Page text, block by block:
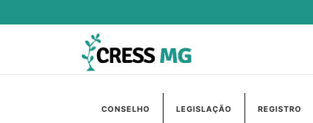
CONSELHO LEGISLAÇÃO REGISTRO